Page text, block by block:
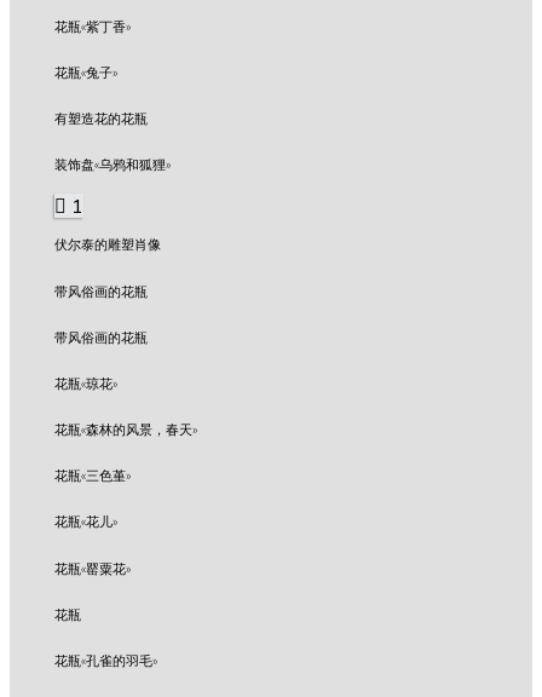
花瓶«紫丁香»
花瓶«兔子»
有塑造花的花瓶
装饰盘«乌鸦和狐狸»
1
伏尔泰的雕塑肖像
带风俗画的花瓶
带风俗画的花瓶
花瓶«琼花»
花瓶«森林的风景，春天»
花瓶«三色堇»
花瓶«花儿»
花瓶«罂粟花»
花瓶
花瓶«孔雀的羽毛»